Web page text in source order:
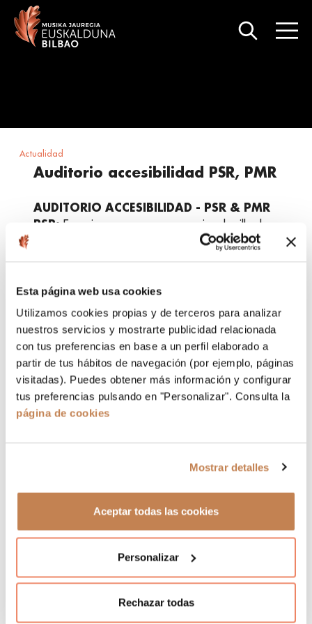
Esta página web usa cookies
Utilizamos cookies propias y de terceros para analizar
nuestros servicios y mostrarte publicidad relacionada
con tus preferencias en base a un perfil elaborado a
partir de tus hábitos de navegación (por ejemplo, páginas
visitadas). Puedes obtener más información y configurar
tus preferencias pulsando en "Personalizar". Consulta la
página de cookies
Mostrar detalles
Aceptar todas las cookies
Personalizar
Rechazar todas
Actualidad
Auditorio accesibilidad PSR, PMR
AUDITORIO ACCESIBILIDAD - PSR & PMR
PSR: Espacio para personas usuarias de silla de
bastones o discapacidad visual).
El Auditorio dispone de 6 plazas para silla de
ruedas + 6 asientos para acompañantes, además
de 20 asientos de acceso preferente PMR.
¿Cómo llegar a mi localidad?
Patio. Fila 6. Butaca 7 (Acompañante PSR),
Plaza PSR 19
(sin butaca física). Acceso por
(Acompañante PSR) yPlazas 1 y 7(sin butaca
física). Acceso por puerta Auditorium. Planta 5.
(Acompañante PSR) yPlazas 2 y 8(sin butaca
física). Acceso por puerta Auditorium. Planta 5.
Puerta 12.